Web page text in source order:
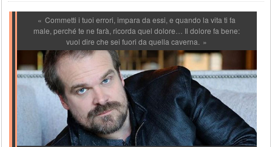
Commetti i tuoi errori, impara da essi, e quando la vita ti fa
male, perché te ne farà, ricorda quel dolore… Il dolore fa bene:
vuol dire che sei fuori da quella caverna.